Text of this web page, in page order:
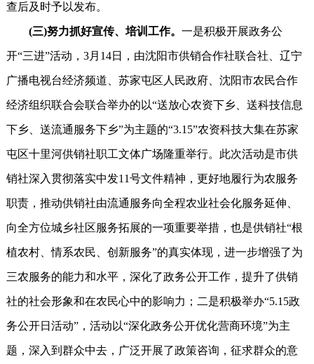
查后及时予以发布。
(三)努力抓好宣传、培训工作。 一是积极开展政务公
开“三进”活动，3月14日，由沈阳市供销合作社联合社、辽宁
广播电视台经济频道、苏家屯区人民政府、沈阳市农民合作
经济组织联合会联合举办的以“送放心农资下乡、送科技信息
下乡、送流通服务下乡”为主题的“3.15”农资科技大集在苏家
屯区十里河供销社职工文体广场隆重举行。此次活动是市供
销社深入贯彻落实中发11号文件精神，更好地履行为农服务
职责，推动供销社由流通服务向全程农业社会化服务延伸、
向全方位城乡社区服务拓展的一项重要举措，也是供销社“根
植农村、情系农民、创新服务”的真实体现，进一步增强了为
三农服务的能力和水平，深化了政务公开工作，提升了供销
社的社会形象和在农民心中的影响力；二是积极举办“5.15政
务公开日活动”，活动以“深化政务公开优化营商环境”为主
题，深入到群众中去，广泛开展了政策咨询，征求群众的意